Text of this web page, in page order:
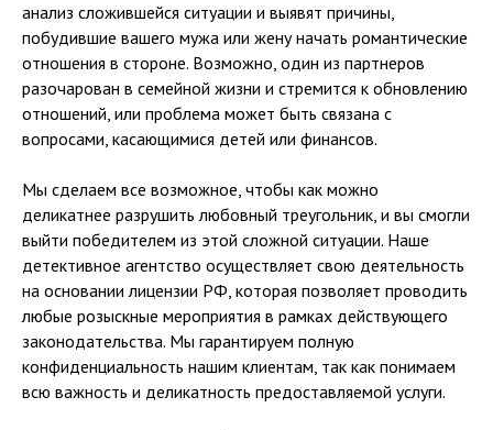
анализ сложившейся ситуации и выявят причины,
побудившие вашего мужа или жену начать романтические
отношения в стороне. Возможно, один из партнеров
разочарован в семейной жизни и стремится к обновлению
отношений, или проблема может быть связана с
вопросами, касающимися детей или финансов.
Мы сделаем все возможное, чтобы как можно
деликатнее разрушить любовный треугольник, и вы смогли
выйти победителем из этой сложной ситуации. Наше
детективное агентство осуществляет свою деятельность
на основании лицензии РФ, которая позволяет проводить
любые розыскные мероприятия в рамках действующего
законодательства. Мы гарантируем полную
конфиденциальность нашим клиентам, так как понимаем
всю важность и деликатность предоставляемой услуги.